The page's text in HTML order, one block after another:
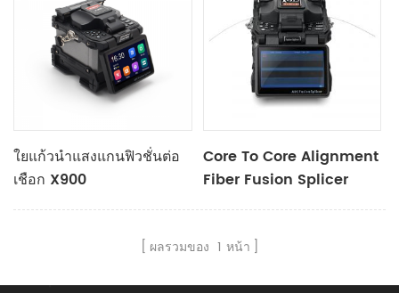
ใยแก้วนำแสงแกนฟิวชั่นต่อ
เชือก X900
Core To Core Alignment
Fiber Fusion Splicer
X915
ผลรวมของ 1 หน้า